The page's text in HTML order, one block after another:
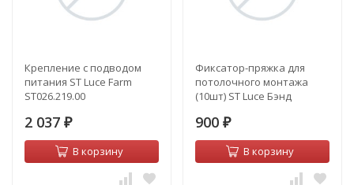
Крепление с подводом
питания ST Luce Farm
ST026.219.00
2 037 ₽
В корзину
Фиксатор-пряжка для
потолочного монтажа
(10шт) ST Luce Бэнд
900 ₽
В корзину